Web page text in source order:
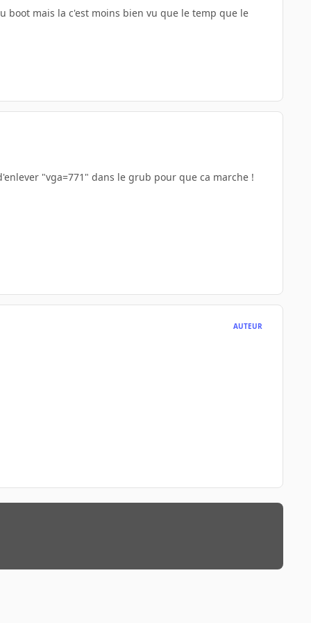
mais la c'est moins bien vu que le temp que le
"vga=771" dans le grub pour que ca marche !
AUTEUR